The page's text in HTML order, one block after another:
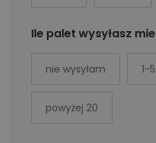
Ile palet wysyłasz
nie wysyłam 1-5
powyżej 20